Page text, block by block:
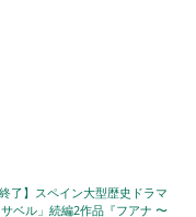
終了】スペイン大型歴史ドラマ
サベル」続編2作品『フアナ 〜